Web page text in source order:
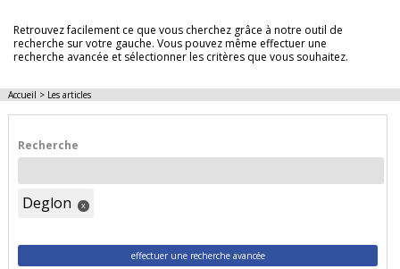
Retrouvez facilement ce que vous cherchez grâce à notre outil de
recherche sur votre gauche. Vous pouvez même effectuer une
recherche avancée et sélectionner les critères que vous souhaitez.
Accueil > Les articles
Recherche
Deglon x
effectuer une recherche avancée